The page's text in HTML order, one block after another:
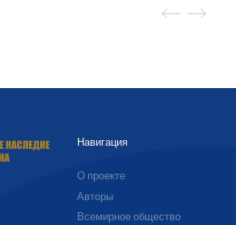
Навигация
О проекте
Авторы
Всемирное общество